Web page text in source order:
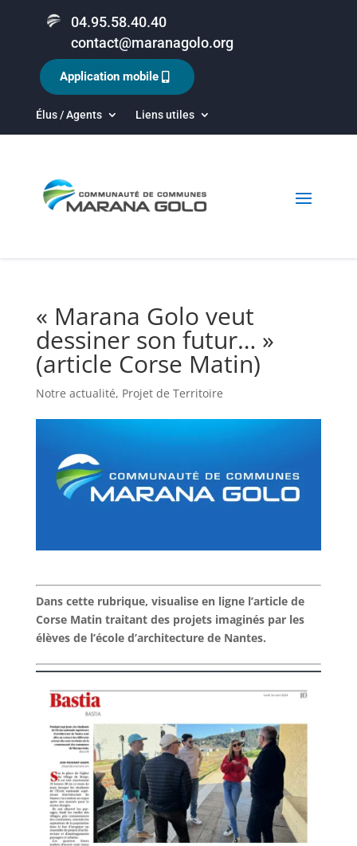
04.95.58.40.40
contact@maranagolo.org
Élus / Agents Liens utiles
Application mobile
« Marana Golo veut
dessiner son futur… »
(article Corse Matin)
Notre actualité, Projet de Territoire
Dans cette rubrique, visualise en ligne l’article de
Corse Matin traitant des projets imaginés par les
élèves de l’école d’architecture de Nantes.